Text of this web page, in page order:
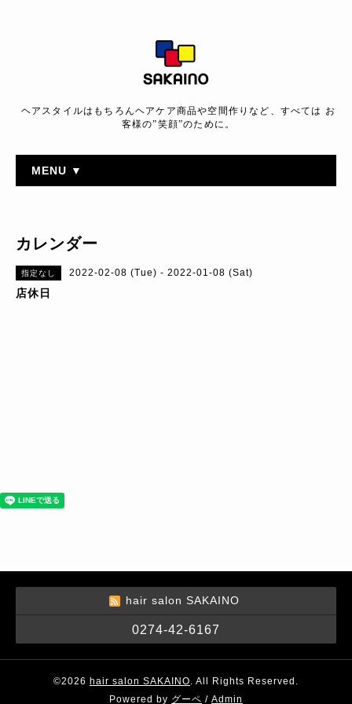
ヘアスタイルはもちろんヘアケア商品や空間作りなど、すべては お
客様の”笑顔”のために。
MENU ▼
カレンダー
指定なし 2022-02-08 (Tue) - 2022-01-08 (Sat)
店休日
hair salon SAKAINO
0274-42-6167
©2026 hair salon SAKAINO. All Rights Reserved.
Powered by グーペ / Admin